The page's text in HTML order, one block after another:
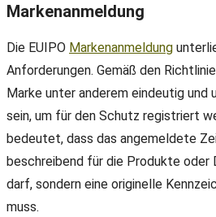
Markenanmeldung
Die EUIPO Markenanmeldung
Anforderungen. Gemäß den
Marke unter anderem eindeutig
sein, um für den Schutz registriert
bedeutet, dass das angemeldete
beschreibend für die Produkte oder
darf, sondern eine originelle
muss.